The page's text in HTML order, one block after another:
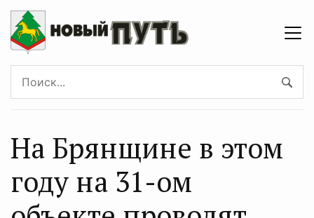
На Брянщине в этом
году на 31-ом